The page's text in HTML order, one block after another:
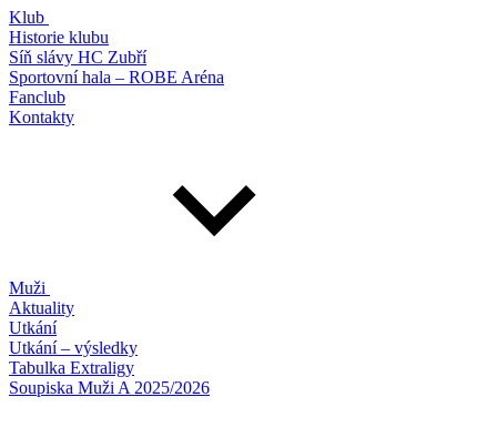
Klub
Historie klubu
Síň slávy HC Zubří
Sportovní hala – ROBE Aréna
Fanclub
Kontakty
Muži
Aktuality
Utkání
Utkání – výsledky
Tabulka Extraligy
Soupiska Muži A 2025/2026